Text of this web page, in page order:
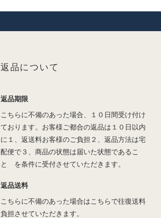
返品について
返品期限
こちらに不備のあった場合、１０日間受け付け
ております。お客様ご都合の返品は１０日以内
に１、返送料お客様のご負担２、返品方法は宅
配便で３、商品の状態は届いた状態であるこ
と を条件に受付させていただきます。
返品送料
こちらに不備のあった場合はこちらで往復送料
負担させていただきます。